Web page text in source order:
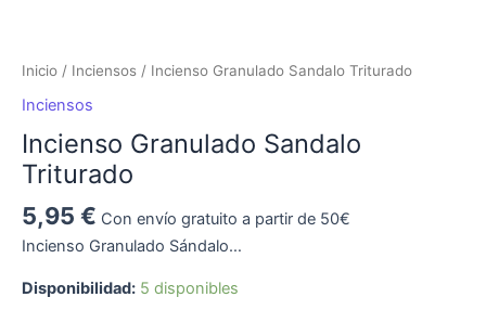
Inicio / Inciensos / Incienso Granulado Sandalo Triturado
Inciensos
Incienso Granulado Sandalo
Triturado
5,95 € Con envío gratuito a partir de 50€
Incienso Granulado Sándalo…
Disponibilidad: 5 disponibles